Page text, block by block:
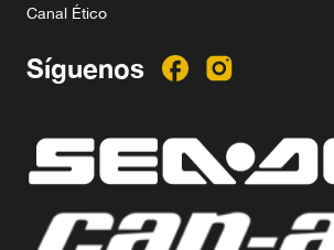
Canal Ético
Síguenos